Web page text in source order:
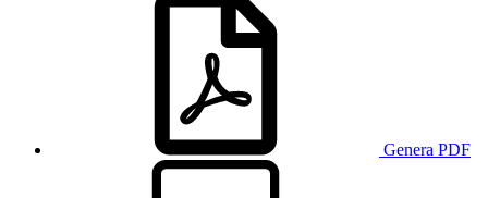
Genera PDF